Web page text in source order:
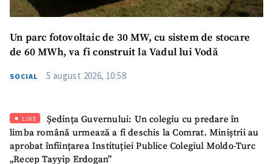
Un parc fotovoltaic de 30 MW, cu sistem de stocare
de 60 MWh, va fi construit la Vadul lui Vodă
SOCIAL 5 august 2026, 10:58
LIVE
Ședința Guvernului: Un colegiu cu predare în
limba română urmează a fi deschis la Comrat. Miniștrii au
aprobat înființarea Instituției Publice Colegiul Moldo-Turc
„Recep Tayyip Erdogan”
Mesajul știrei
+ Mesajul știrei
CONTACT SURSĂ
Sursă anonimă
Email+ Emailul meu